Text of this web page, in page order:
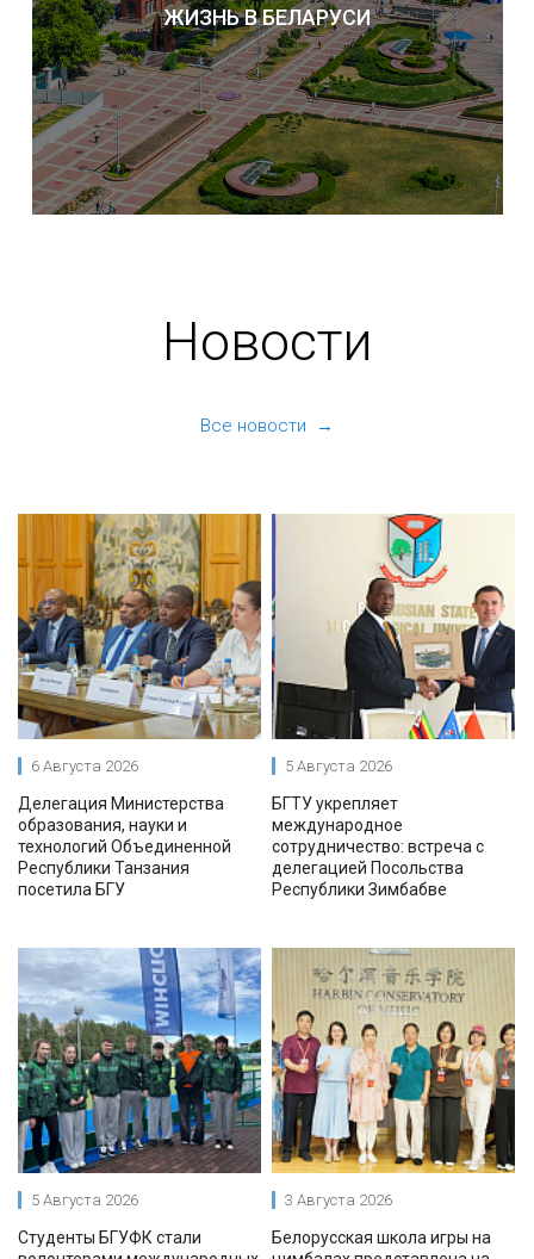
ЖИЗНЬ В БЕЛАРУСИ
Новости
Все новости →
6 Августа 2026
Делегация Министерства
образования, науки и
технологий Объединенной
Республики Танзания
посетила БГУ
5 Августа 2026
БГТУ укрепляет
международное
сотрудничество: встреча с
делегацией Посольства
Республики Зимбабве
5 Августа 2026
Студенты БГУФК стали
3 Августа 2026
Белорусская школа игры на